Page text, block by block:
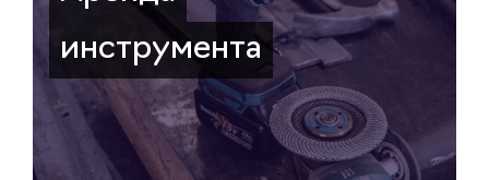
инструмента